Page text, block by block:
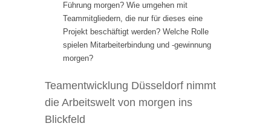
Führung morgen? Wie umgehen mit
Teammitgliedern, die nur für dieses eine
Projekt beschäftigt werden? Welche Rolle
spielen Mitarbeiterbindung und -gewinnung
morgen?
Teamentwicklung Düsseldorf nimmt
die Arbeitswelt von morgen ins
Blickfeld